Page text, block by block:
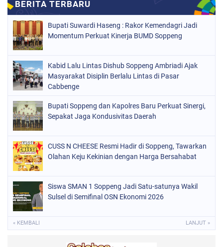
NASIONAL (1021)
ORGANISASI
PERISTIWA
POLITIK (220)
POLRI
SOPPENG (1889)
SULSEL
Bupati Suwardi Haseng : Rakor Kemendagri Jadi
Momentum Perkuat Kinerja BUMD Soppeng
Kabid Lalu Lintas Dishub Soppeng Ambriadi Ajak
Masyarakat Disiplin Berlalu Lintas di Pasar
Cabbenge
Bupati Soppeng dan Kapolres Baru Perkuat Sinergi,
Sepakat Jaga Kondusivitas Daerah
CUSS N CHEESE Resmi Hadir di Soppeng, Tawarkan
Olahan Keju Kekinian dengan Harga Bersahabat
Siswa SMAN 1 Soppeng Jadi Satu-satunya Wakil
Sulsel di Semifinal OSN Ekonomi 2026
« KEMBALI LANJUT »